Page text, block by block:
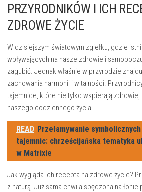
PRZYRODNIKÓW I ICH⁤
ZDROWE ŻYCIE
W dzisiejszym światowym zgiełku,⁤ gdzie
wpływających⁤ na nasze zdrowie i
zagubić. Jednak właśnie w⁣ przyrodzie
zachowania ⁣harmonii⁢ i witalności.​
tajemnice, które nie tylko wspierają
naszego‌ codziennego życia.
READ Przełamywanie symbolicznych
tajemnic: chrześcijańska tematyka
w Matrixie
Jak wygląda ich recepta na zdrowe życie?
z‍ naturą. Już sama‌ chwila spędzona na‌